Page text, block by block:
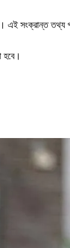
এই সংক্রান্ত তথ্য
হবে।